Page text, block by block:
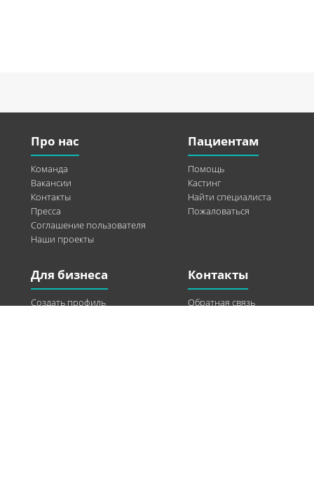
Про нас
Команда
Вакансии
Контакты
Пресса
Соглашение пользователя
Наши проекты
Пациентам
Помощь
Кастинг
Найти специалиста
Пожаловаться
Для бизнеса
Создать профиль
Контакты
Обратная связь